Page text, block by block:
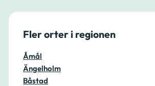
Fler orter i regionen
Åmål
Ängelholm
Båstad